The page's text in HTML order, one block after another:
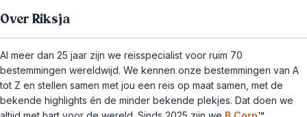
Over Riksja
Al meer dan 25 jaar zijn we reisspecialist voor ruim 70
bestemmingen wereldwijd. We kennen onze bestemmingen van A
tot Z en stellen samen met jou een reis op maat samen, met de
bekende highlights én de minder bekende plekjes. Dat doen we